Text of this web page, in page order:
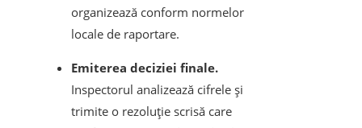
organizează conform normelor
locale de raportare.
Emiterea deciziei finale.
Inspectorul analizează cifrele și
trimite o rezoluție scrisă care